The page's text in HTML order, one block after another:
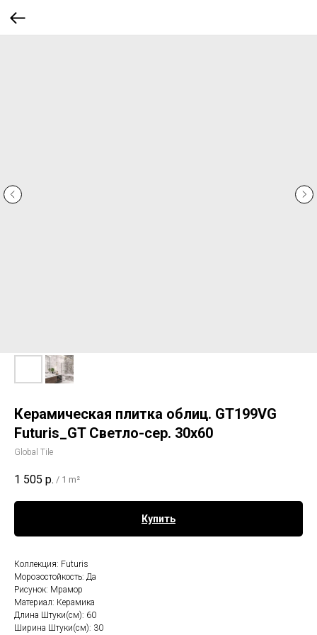
Керамическая плитка облиц. GT199VG
Futuris_GT Светло-сер. 30x60
Global Tile
1 505 р. / 1 m²
Купить
Коллекция: Futuris
Морозостойкость: Да
Рисунок: Мрамор
Материал: Керамика
Длина Штуки(см): 60
Ширина Штуки(см): 30